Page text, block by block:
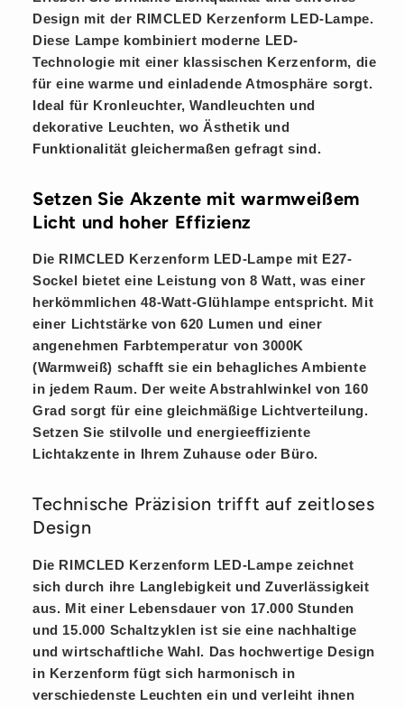
Design mit der RIMCLED Kerzenform LED-Lampe.
Diese Lampe kombiniert moderne LED-
Technologie mit einer klassischen Kerzenform, die
für eine warme und einladende Atmosphäre sorgt.
Ideal für Kronleuchter, Wandleuchten und
dekorative Leuchten, wo Ästhetik und
Funktionalität gleichermaßen gefragt sind.
Setzen Sie Akzente mit warmweißem
Licht und hoher Effizienz
Die RIMCLED Kerzenform LED-Lampe mit E27-
Sockel bietet eine Leistung von 8 Watt, was einer
herkömmlichen 48-Watt-Glühlampe entspricht. Mit
einer Lichtstärke von 620 Lumen und einer
angenehmen Farbtemperatur von 3000K
(Warmweiß) schafft sie ein behagliches Ambiente
in jedem Raum. Der weite Abstrahlwinkel von 160
Grad sorgt für eine gleichmäßige Lichtverteilung.
Setzen Sie stilvolle und energieeffiziente
Lichtakzente in Ihrem Zuhause oder Büro.
Technische Präzision trifft auf zeitloses
Design
Die RIMCLED Kerzenform LED-Lampe zeichnet
sich durch ihre Langlebigkeit und Zuverlässigkeit
aus. Mit einer Lebensdauer von 17.000 Stunden
und 15.000 Schaltzyklen ist sie eine nachhaltige
und wirtschaftliche Wahl. Das hochwertige Design
in Kerzenform fügt sich harmonisch in
verschiedenste Leuchten ein und verleiht ihnen